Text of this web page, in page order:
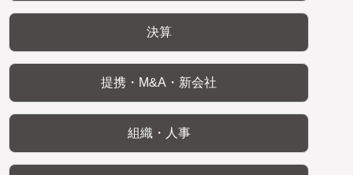
決算
提携・M&A・新会社
組織・人事